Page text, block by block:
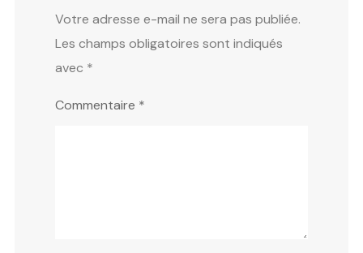
Votre adresse e-mail ne sera pas publiée.
Les champs obligatoires sont indiqués
avec *
Commentaire *